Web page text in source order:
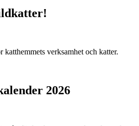
verksamhet och katter.
2026